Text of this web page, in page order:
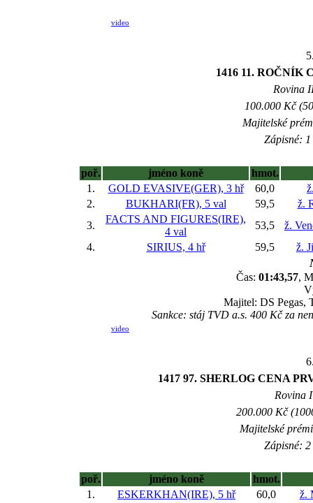
video
1416 11. ROČNÍK
Rovina
100.000 Kč
Majitelské
Zápisné:
poř. jméno koně
hmot.
1.
GOLD EVASIVE(GER), 3 hř 60,0
2.
BUKHARI(FR), 5 val 59,5
ž.
3.
FACTS AND FIGURES(IRE),
4 val
53,5
ž.
4.
SIRIUS, 4 hř 59,5
ž.
Čas: 01:43,57,
Majitel: DS Pegas,
Sankce: stáj TVD a.s. 400 Kč za
video
1417 97. SHERLOG CENA
Rovina
200.000 Kč
Majitelské
Zápisné:
poř. jméno koně
hmot.
1.
ESKERKHAN(IRE), 5 hř 60,0
ž.